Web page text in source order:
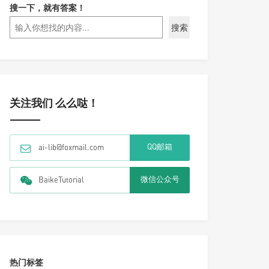
搜一下，就有答案！
搜索
关注我们 么么哒！
ai-lib@foxmail.com QQ邮箱
BaikeTutorial 微信公众号
热门标签